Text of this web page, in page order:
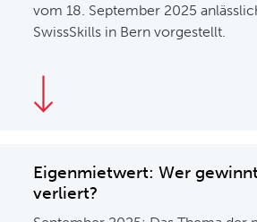
vom 18. September 2025
SwissSkills in Bern vorgestellt.
Eigenmietwert: Wer
verliert?